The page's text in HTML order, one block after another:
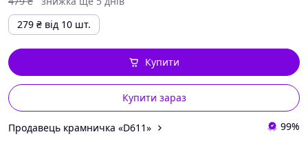
279 ₴ від 10 шт.
Купити зараз
Купити
Продавець крамничка «D611» 99%